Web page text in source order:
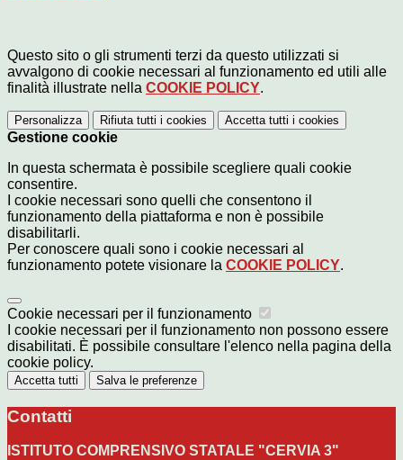
Questo sito o gli strumenti terzi da questo utilizzati si
avvalgono di cookie necessari al funzionamento ed utili alle
finalità illustrate nella COOKIE POLICY.
Personalizza Rifiuta tutti i cookies Accetta tutti i cookies
Gestione cookie
In questa schermata è possibile scegliere quali cookie
consentire.
I cookie necessari sono quelli che consentono il
funzionamento della piattaforma e non è possibile
disabilitarli.
Per conoscere quali sono i cookie necessari al
funzionamento potete visionare la COOKIE POLICY.
Cookie necessari per il funzionamento
I cookie necessari per il funzionamento non possono essere
disabilitati. È possibile consultare l'elenco nella pagina della
cookie policy.
Accetta tutti Salva le preferenze
Contatti
ISTITUTO COMPRENSIVO STATALE "CERVIA 3"